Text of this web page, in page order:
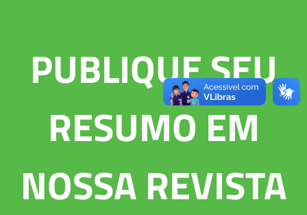
PUBLIQUE SEU
RESUMO EM
NOSSA REVISTA